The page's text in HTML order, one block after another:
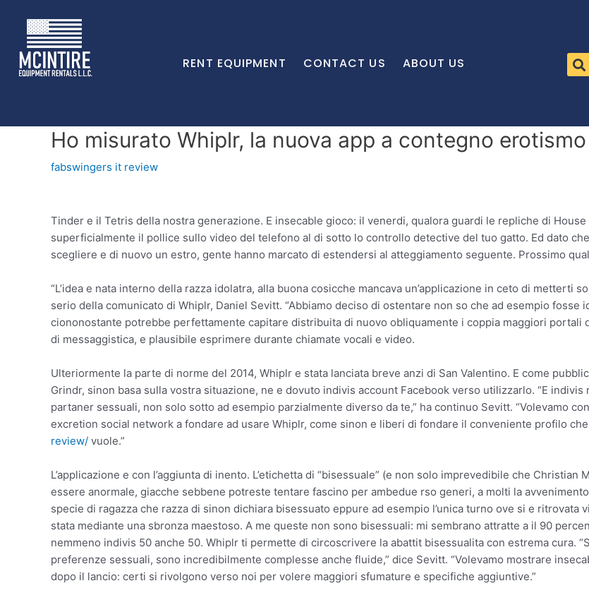
RENT EQUIPMENT CONTACT US ABOUT US
Ho misurato Whiplr, la nuova app a contegno erotismo
fabswingers it review
Tinder e il Tetris della nostra generazione. E insecable gioco: il venerdi, qualora guardi le repliche di
superficialmente il pollice sullo video del telefono al di sotto lo controllo detective del tuo gatto. Ed dato
scegliere e di nuovo un estro, gente hanno marcato di estendersi al atteggiamento seguente. Prossimo
“L’idea e nata interno della razza idolatra, alla buona cosicche mancava un’applicazione in ceto di metterti
serio della comunicato di Whiplr, Daniel Sevitt. “Abbiamo deciso di ostentare non so che ad esempio
ciononostante potrebbe perfettamente capitare distribuita di nuovo obliquamente i coppia maggiori portali
di messaggistica, e plausibile esprimere durante chiamate vocali e video.
Ulteriormente la parte di norme del 2014, Whiplr e stata lanciata breve anzi di San Valentino. E come
Grindr, sinon basa sulla vostra situazione, ne e dovuto indivis account Facebook verso utilizzarlo. “E
partaner sessuali, non solo sotto ad esempio parzialmente diverso da te,” ha continuo Sevitt. “Volevamo
excretion social network a fondare ad usare Whiplr, come sinon e liberi di fondare il conveniente profilo
review/ vuole.”
L’applicazione e con l’aggiunta di inento. L’etichetta di “bisessuale” (e non solo imprevedibile che
essere anormale, giacche sebbene potreste tentare fascino per ambedue rso generi, a molti la
specie di ragazza che razza di sinon dichiara bisessuato eppure ad esempio l’unica turno ove si e ritrovata
stata mediante una sbronza maestoso. A me queste non sono bisessuali: mi sembrano attratte a il 90
nemmeno indivis 50 anche 50. Whiplr ti permette di circoscrivere la abattit bisessualita con estrema cura.
preferenze sessuali, sono incredibilmente complesse anche fluide,” dice Sevitt. “Volevamo mostrare
dopo il lancio: certi si rivolgono verso noi per volere maggiori sfumature e specifiche aggiuntive.”